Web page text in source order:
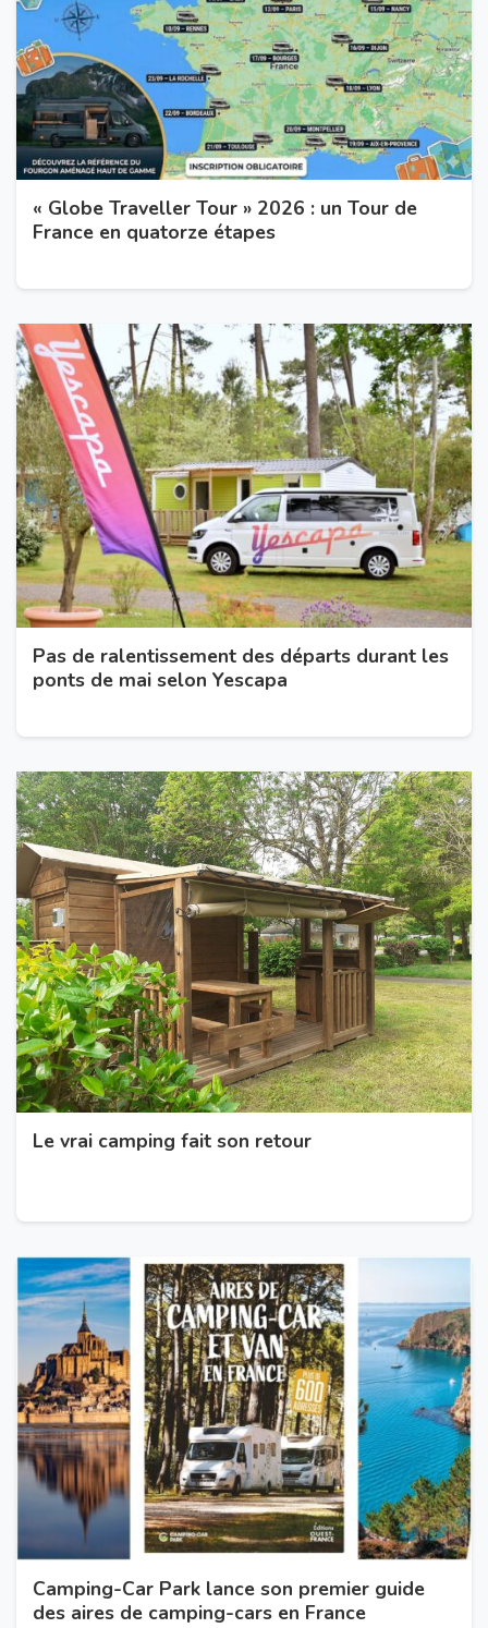
« Globe Traveller Tour » 2026 : un Tour de
France en quatorze étapes
Pas de ralentissement des départs durant les
ponts de mai selon Yescapa
Le vrai camping fait son retour
Camping-Car Park lance son premier guide
des aires de camping-cars en France